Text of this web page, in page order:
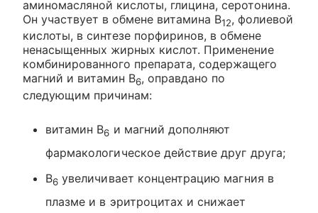
аминомасляной кислоты, глицина, серотонина.
Он участвует в обмене витамина В12, фолиевой
кислоты, в синтезе порфиринов, в обмене
ненасыщенных жирных кислот. Применение
комбинированного препарата, содержащего
магний и витамин В6, оправдано по
следующим причинам:
витамин В6 и магний дополняют
фармакологическое действие друг друга;
В6 увеличивает концентрацию магния в
плазме и в эритроцитах и снижает